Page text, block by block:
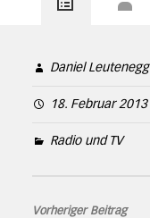
Daniel
18. Februar 2013
Radio und TV
Vorheriger Beitrag